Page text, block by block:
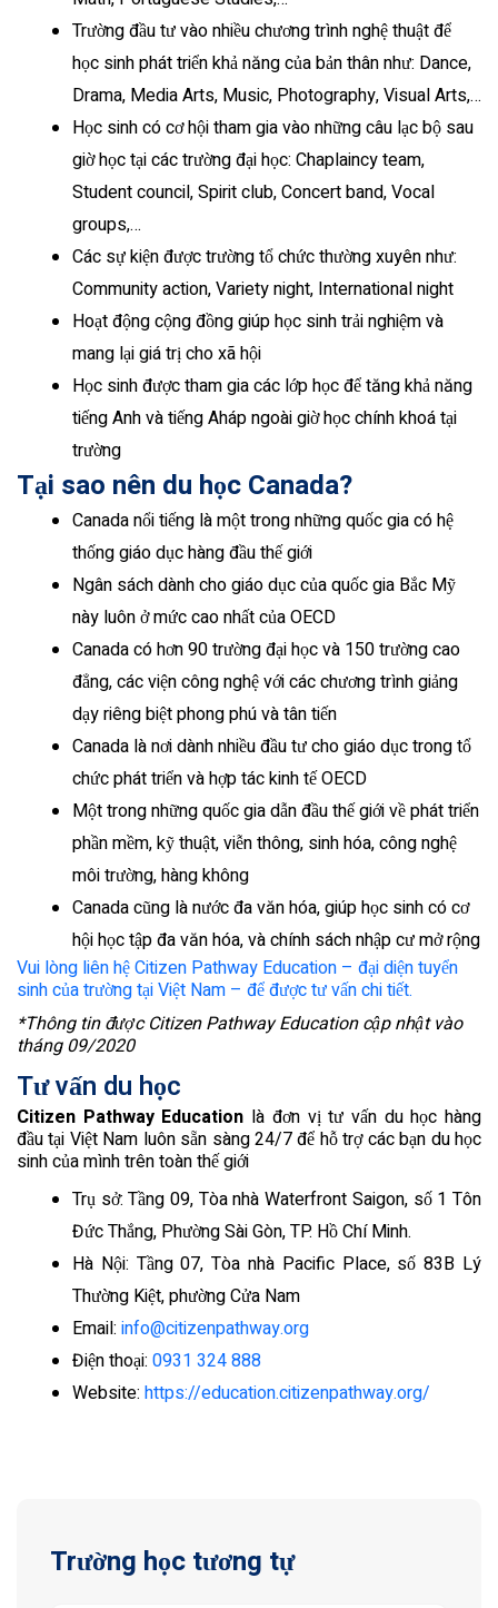
Trường đầu tư vào nhiều chương trình nghệ thuật để
học sinh phát triển khả năng của bản thân như: Dance,
Drama, Media Arts, Music, Photography, Visual Arts,…
Học sinh có cơ hội tham gia vào những câu lạc bộ sau
giờ học tại các trường đại học: Chaplaincy team,
Student council, Spirit club, Concert band, Vocal
groups,…
Các sự kiện được trường tổ chức thường xuyên như:
Community action, Variety night, International night
Hoạt động cộng đồng giúp học sinh trải nghiệm và
mang lại giá trị cho xã hội
Học sinh được tham gia các lớp học để tăng khả năng
tiếng Anh và tiếng Aháp ngoài giờ học chính khoá tại
trường
Tại sao nên du học Canada?
Canada nổi tiếng là một trong những quốc gia có hệ
thống giáo dục hàng đầu thế giới
Ngân sách dành cho giáo dục của quốc gia Bắc Mỹ
này luôn ở mức cao nhất của OECD
Canada có hơn 90 trường đại học và 150 trường cao
đẳng, các viện công nghệ với các chương trình giảng
dạy riêng biệt phong phú và tân tiến
Canada là nơi dành nhiều đầu tư cho giáo dục trong tổ
chức phát triển và hợp tác kinh tế OECD
Một trong những quốc gia dẫn đầu thế giới về phát triển
phần mềm, kỹ thuật, viễn thông, sinh hóa, công nghệ
môi trường, hàng không
Canada cũng là nước đa văn hóa, giúp học sinh có cơ
hội học tập đa văn hóa, và chính sách nhập cư mở rộng
Vui lòng liên hệ Citizen Pathway Education – đại diện tuyển
sinh của trường tại Việt Nam – để được tư vấn chi tiết.
*Thông tin được Citizen Pathway Education cập nhật vào
tháng 09/2020
Tư vấn du học
Citizen Pathway Education là đơn vị tư vấn du học hàng
đầu tại Việt Nam luôn sẵn sàng 24/7 để hỗ trợ các bạn du học
sinh của mình trên toàn thế giới
Trụ sở: Tầng 09, Tòa nhà Waterfront Saigon, số 1 Tôn
Đức Thắng, Phường Sài Gòn, TP. Hồ Chí Minh.
Hà Nội: Tầng 07, Tòa nhà Pacific Place, số 83B Lý
Thường Kiệt, phường Cửa Nam
Email: info@citizenpathway.org
Điện thoại: 0931 324 888
Website: https://education.citizenpathway.org/
Trường học tương tự